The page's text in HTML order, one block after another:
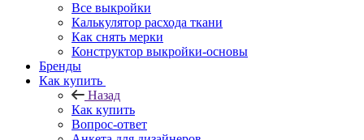
Все выкройки
Калькулятор расхода ткани
Как снять мерки
Конструктор выкройки-основы
Бренды
Как купить
Назад
Как купить
Вопрос-ответ